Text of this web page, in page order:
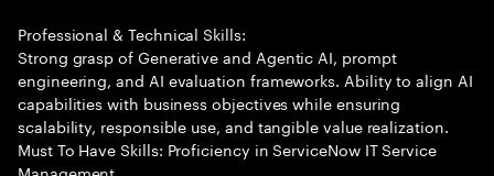
Professional & Technical Skills:
Strong grasp of Generative and Agentic AI, prompt
engineering, and AI evaluation frameworks. Ability to align AI
capabilities with business objectives while ensuring
scalability, responsible use, and tangible value realization.
Must To Have Skills: Proficiency in ServiceNow IT Service